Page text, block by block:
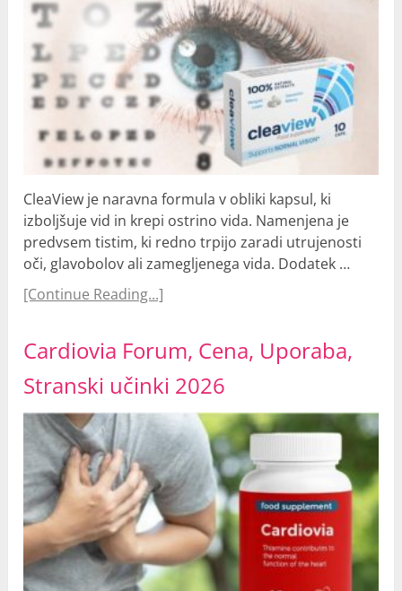
CleaView je naravna formula v obliki kapsul, ki
izboljšuje vid in krepi ostrino vida. Namenjena je
predvsem tistim, ki redno trpijo zaradi utrujenosti
oči, glavobolov ali zamegljenega vida. Dodatek …
[Continue Reading...]
Cardiovia Forum, Cena, Uporaba,
Stranski učinki 2026